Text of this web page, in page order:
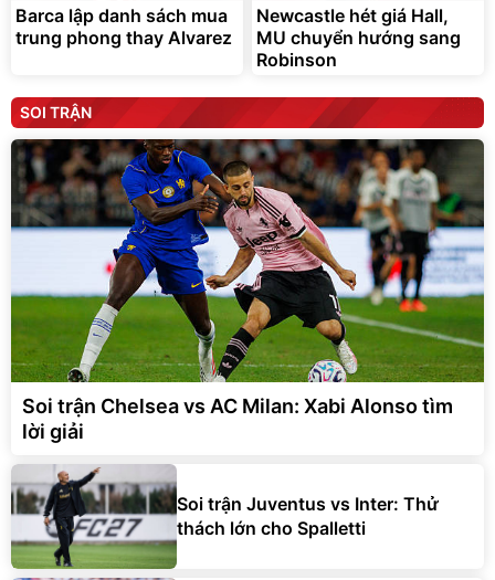
Barca lập danh sách mua
trung phong thay Alvarez
Newcastle hét giá Hall,
MU chuyển hướng sang
Robinson
SOI TRẬN
Soi trận Chelsea vs AC Milan: Xabi Alonso tìm
lời giải
Soi trận Juventus vs Inter: Thử
thách lớn cho Spalletti